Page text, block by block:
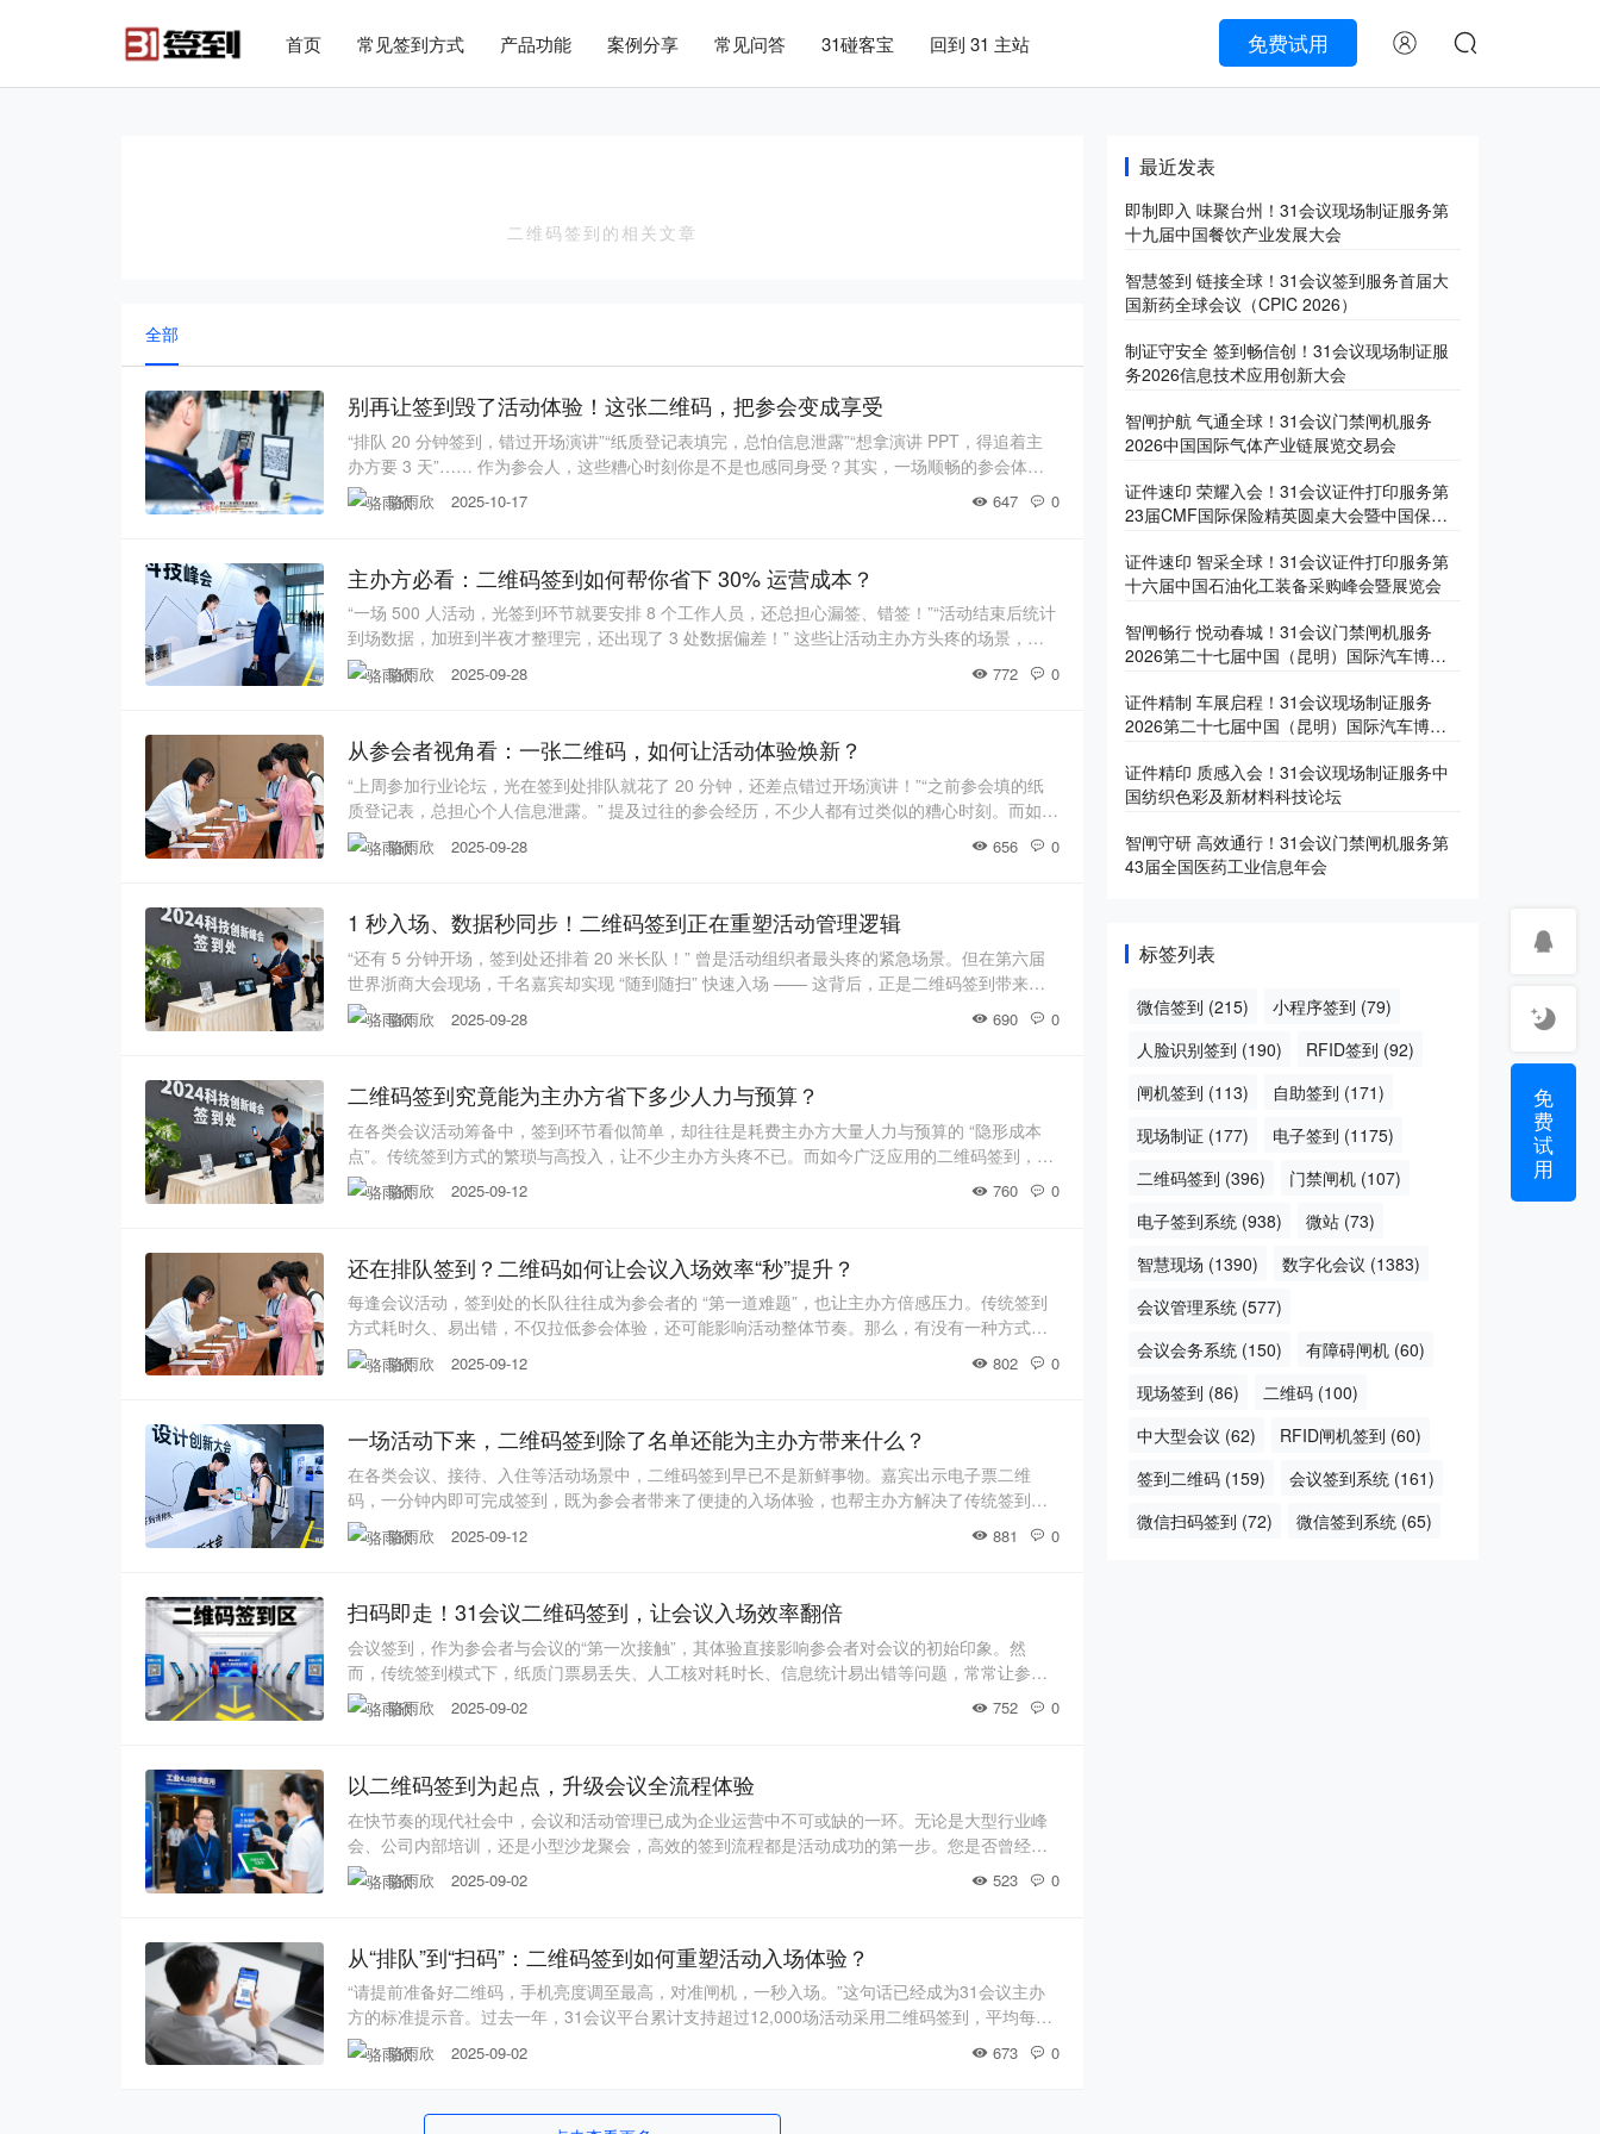
免费试用
首页 常见签到方式 产品功能 案例分享 常见问答 31碰客宝 回到 31 主站
二维码签到的相关文章
全部
别再让签到毁了活动体验！这张二维码，把参会变成享受
“排队 20 分钟签到，错过开场演讲”“纸质登记表填完，总怕信息泄露”“想拿演讲 PPT，得追着主
办方要 3 天”…… 作为参会人，这些糟心时刻你是不是也感同身受？其实，一场顺畅的参会体
验，从一张小小的二维码就能开始。31 会议二维码签到，正用科技打破传统参会的种种不便，让
“高效、安心、有价值” 不再是参会人的奢望。参会前：一次报名，告别 “重复填表” 烦恼过去报名
骆雨欣 2025-10-17 647 0
主办方必看：二维码签到如何帮你省下 30% 运营成本？
“一场 500 人活动，光签到环节就要安排 8 个工作人员，还总担心漏签、错签！”“活动结束后统计
到场数据，加班到半夜才整理完，还出现了 3 处数据偏差！” 这些让活动主办方头疼的场景，随
着 31 会议二维码签到的应用，正在逐步成为历史。对主办方而言，二维码签到不仅是提升嘉宾
体验的工具，更是降低运营成本、规避管理风险、实现高效统筹的 “核心助手”。降本：从 “人力密
骆雨欣 2025-09-28 772 0
从参会者视角看：一张二维码，如何让活动体验焕新？
“上周参加行业论坛，光在签到处排队就花了 20 分钟，还差点错过开场演讲！”“之前参会填的纸
质登记表，总担心个人信息泄露。” 提及过往的参会经历，不少人都有过类似的糟心时刻。而如
今，随着 31 会议二维码签到的普及，越来越多嘉宾发现：原来一场顺畅的参会体验，从收到那
张专属二维码就开始了。参会前：告别 “信息反复填”，专属二维码自带 “安心感”以往报名活动，
骆雨欣 2025-09-28 656 0
1 秒入场、数据秒同步！二维码签到正在重塑活动管理逻辑
“还有 5 分钟开场，签到处还排着 20 米长队！” 曾是活动组织者最头疼的紧急场景。但在第六届
世界浙商大会现场，千名嘉宾却实现 “随到随扫” 快速入场 —— 这背后，正是二维码签到带来的
活动管理革命。作为 31 会议深耕多年的核心功能，二维码签到早已跳出 “扫码登记” 的浅层认
知，成为贯穿活动全流程的数字化枢纽。从 “填表排队” 到 “秒速通关”，体验革命藏在细节里传统
骆雨欣 2025-09-28 690 0
二维码签到究竟能为主办方省下多少人力与预算？
在各类会议活动筹备中，签到环节看似简单，却往往是耗费主办方大量人力与预算的 “隐形成本
点”。传统签到方式的繁琐与高投入，让不少主办方头疼不已。而如今广泛应用的二维码签到，凭
借其便捷高效的特性，正在为活动筹备带来全新改变。那么，相比传统签到，二维码签到究竟能
为主办方省下多少人力与预算呢？ 传统签到：人力与预算的 “双重消耗”提及传统签到，相信不少
骆雨欣 2025-09-12 760 0
还在排队签到？二维码如何让会议入场效率“秒”提升？
每逢会议活动，签到处的长队往往成为参会者的 “第一道难题”，也让主办方倍感压力。传统签到
方式耗时久、易出错，不仅拉低参会体验，还可能影响活动整体节奏。那么，有没有一种方式能
彻底改变这一现状？今天小蜜蜂为你带来的是二维码签到。 作为当下主流的签到方式，它凭借高
效便捷的特性，正在掀起一场会议入场效率的 “革命”，让签到从 “几分钟” 压缩至 “秒级”，为会议
骆雨欣 2025-09-12 802 0
一场活动下来，二维码签到除了名单还能为主办方带来什么？
在各类会议、接待、入住等活动场景中，二维码签到早已不是新鲜事物。嘉宾出示电子票二维
码，一分钟内即可完成签到，既为参会者带来了便捷的入场体验，也帮主办方解决了传统签到效
率低、易出错的难题。但如果只把二维码签到看作 “收集参会名单的工具”，那就太可惜了。它背
后蕴藏的海量数据，还能帮助主办方优化活动、提升大会效果。 一、多维度数据收集，还原参会
骆雨欣 2025-09-12 881 0
扫码即走！31会议二维码签到，让会议入场效率翻倍
会议签到，作为参会者与会议的“第一次接触”，其体验直接影响参会者对会议的初始印象。然
而，传统签到模式下，纸质门票易丢失、人工核对耗时长、信息统计易出错等问题，常常让参会
者陷入排队焦虑，也让主办方背负额外的人力与时间成本。如今，31会议推出的二维码签到解决
方案，以“轻量、高效、智能”的特性，彻底打破传统签到的局限，成为各类会议的“入场效率加速
骆雨欣 2025-09-02 752 0
以二维码签到为起点，升级会议全流程体验
在快节奏的现代社会中，会议和活动管理已成为企业运营中不可或缺的一环。无论是大型行业峰
会、公司内部培训，还是小型沙龙聚会，高效的签到流程都是活动成功的第一步。您是否曾经经
历过这样的场景：参会者排起长队等待人工核对名单，工作人员手忙脚乱，而您作为组织者，只
能眼睁睁看着宝贵的时间在等待中流逝？如果您对这些问题感到头疼，那么二维码签到或许正是
骆雨欣 2025-09-02 523 0
从“排队”到“扫码”：二维码签到如何重塑活动入场体验？
“请提前准备好二维码，手机亮度调至最高，对准闸机，一秒入场。”这句话已经成为31会议主办
方的标准提示音。过去一年，31会议平台累计支持超过12,000场活动采用二维码签到，平均每人
通过闸机时间仅0.8秒，比传统人工签到快15倍。今天，我们就用一篇推文把“二维码签到”讲透：
它是什么、好在哪、又将走向何方。一、二维码签到是什么？（一）定义一句话二维码签到，是
骆雨欣 2025-09-02 673 0
最近发表
即制即入 味聚台州！31会议现场制证服务第
十九届中国餐饮产业发展大会
智慧签到 链接全球！31会议签到服务首届大
国新药全球会议（CPIC 2026）
制证守安全 签到畅信创！31会议现场制证服
务2026信息技术应用创新大会
智闸护航 气通全球！31会议门禁闸机服务
2026中国国际气体产业链展览交易会
证件速印 荣耀入会！31会议证件打印服务第
23届CMF国际保险精英圆桌大会暨中国保险
证件速印 智采全球！31会议证件打印服务第
十六届中国石油化工装备采购峰会暨展览会
智闸畅行 悦动春城！31会议门禁闸机服务
2026第二十七届中国（昆明）国际汽车博览
证件精制 车展启程！31会议现场制证服务
2026第二十七届中国（昆明）国际汽车博览
证件精印 质感入会！31会议现场制证服务中
国纺织色彩及新材料科技论坛
智闸守研 高效通行！31会议门禁闸机服务第
43届全国医药工业信息年会
标签列表
微信签到 (215) 小程序签到 (79)
人脸识别签到 (190) RFID签到 (92)
闸机签到 (113) 自助签到 (171)
现场制证 (177) 电子签到 (1175)
二维码签到 (396) 门禁闸机(107)
电子签到系统(938) 微站(73)
智慧现场 (1390) 数字化会议 (1383)
会议管理系统(577)
会议会务系统(150) 有障碍闸机(60)
现场签到 (86) 二维码(100)
中大型会议 (62) RFID闸机签到 (60)
签到二维码(159) 会议签到系统(161)
微信扫码签到 (72) 微信签到系统(65)
免
费
试
用